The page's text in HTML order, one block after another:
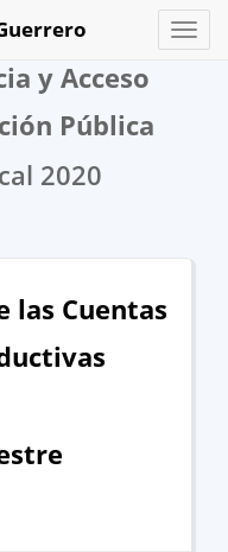
Toggle
y Acceso
Pública
2020
las Cuentas